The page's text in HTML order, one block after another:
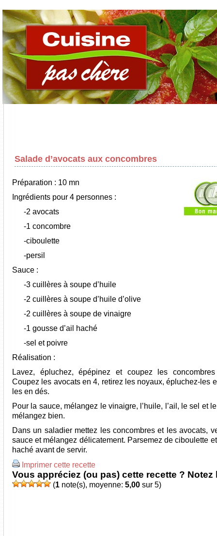
Salade d’avocats aux concombres
Préparation : 10 mn
Ingrédients pour 4 personnes :
-2 avocats
-1 concombre
-ciboulette
-persil
Sauce :
-3 cuillères à soupe d’huile
-2 cuillères à soupe d’huile d’olive
-2 cuillères à soupe de vinaigre
-1 gousse d’ail haché
-sel et poivre
Réalisation :
Lavez, épluchez, épépinez et coupez les
Coupez les avocats en 4, retirez les noyaux, épluchez-les
les en dés.
Pour la sauce, mélangez le vinaigre, l’huile, l’ail, le sel et
mélangez bien.
Dans un saladier mettez les concombres et les avocats,
sauce et mélangez délicatement. Parsemez de ciboulette
haché avant de servir.
Imprimer cette recette
Vous appréciez (ou pas) cette recette ? Notez
(1 note(s), moyenne: 5,00 sur 5)